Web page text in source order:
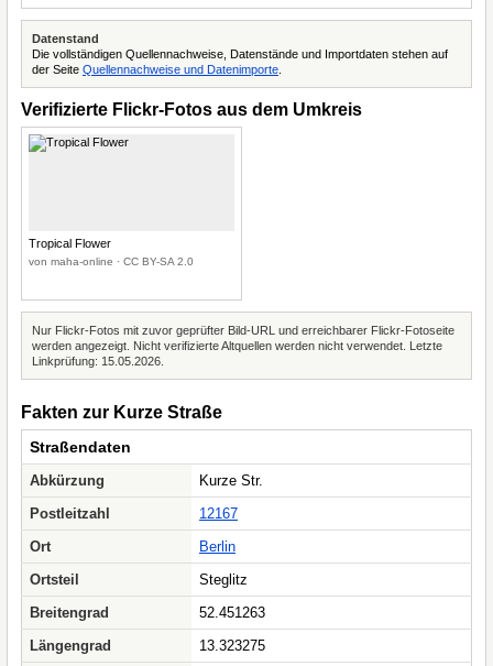
Datenstand
Die vollständigen Quellennachweise, Datenstände und Importdaten stehen auf
der Seite Quellennachweise und Datenimporte
Verifizierte Flickr-Fotos aus dem Umkreis
Tropical Flower
von maha-online · CC BY-SA 2.0
Nur Flickr-Fotos mit zuvor geprüfter Bild-URL und erreichbarer Flickr-Fotoseite
werden angezeigt. Nicht verifizierte Altquellen werden nicht verwendet. Letzte
Linkprüfung: 15.05.2026.
Fakten zur Kurze Straße
Straßendaten
Abkürzung
Kurze Str.
Postleitzahl
12167
Ort
Berlin
Ortsteil
Steglitz
Breitengrad
52.451263
Längengrad
13.323275